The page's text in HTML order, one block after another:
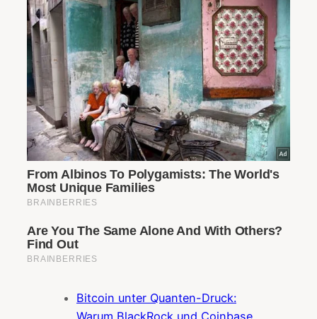
Bitcoin unter Quanten-Druck: